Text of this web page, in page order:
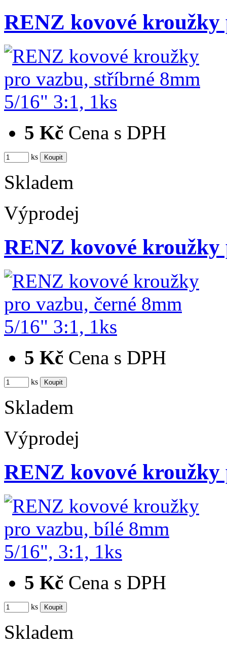
RENZ kovové
5 Kč Cena s DPH
ks
Skladem
Výprodej
RENZ kovové
5 Kč Cena s DPH
ks
Skladem
Výprodej
RENZ kovové
5 Kč Cena s DPH
ks
Skladem